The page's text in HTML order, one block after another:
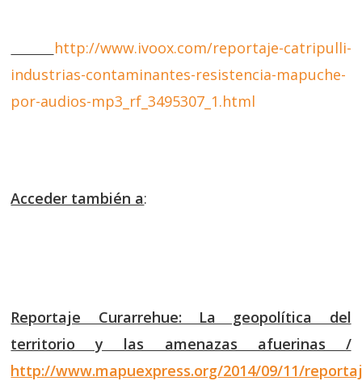
http://www.ivoox.com/reportaje-catripulli-
industrias-contaminantes-resistencia-mapuche-
por-audios-mp3_rf_3495307_1.html
Acceder también a:
Reportaje Curarrehue: La geopolítica del
territorio y las amenazas afuerinas /
http://www.mapuexpress.org/2014/09/11/